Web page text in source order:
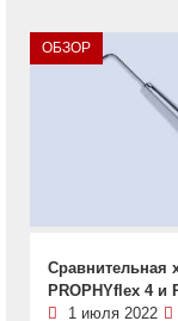
ОБЗОР
Сравнительная
PROPHYflex 4 и
1 июля 2022